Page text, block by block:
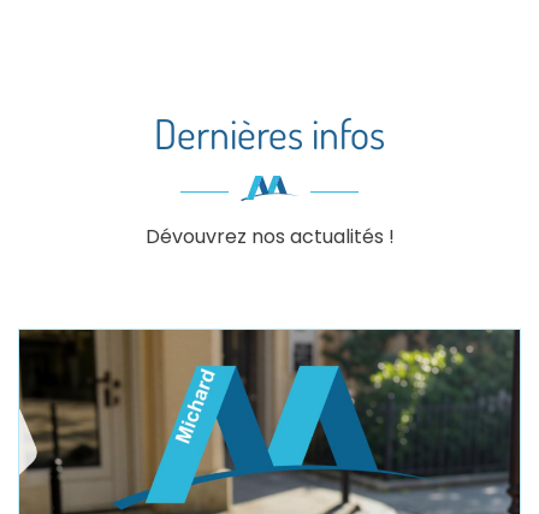
Dernières infos
Dévouvrez nos actualités !